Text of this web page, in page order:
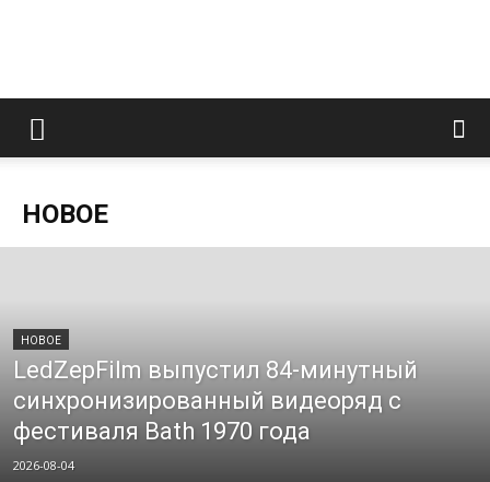
LedZeppelin.Ru
НОВОE
НОВОE
LedZepFilm выпустил 84-минутный
синхронизированный видеоряд с
фестиваля Bath 1970 года
2026-08-04